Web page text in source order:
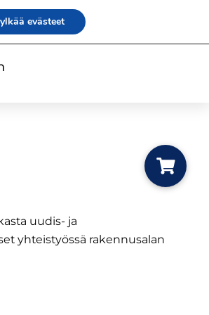
Akatemia |
Add
uudis- ja
yhteistyössä rakennusalan
evästeet